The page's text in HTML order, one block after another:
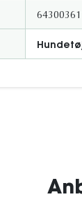
Hundetøj